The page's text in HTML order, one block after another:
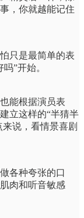
，你就越能记住
只是最简单的表
”开始。
能根据演员表
立这样的“半猜半
说，看情景喜剧
各种夸张的口
肉和听音敏感